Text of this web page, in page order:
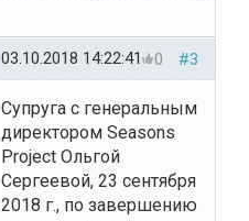
#3
0
03.10.2018 14:22:41
Супруга с генеральным
директором Seasons
Project Ольгой
Сергеевой, 23 сентября
2018 г., по завершению